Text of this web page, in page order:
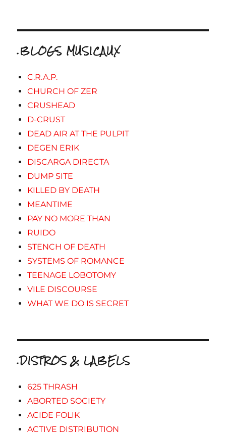
.BLOGS MUSICAUX
C.R.A.P.
CHURCH OF ZER
CRUSHEAD
D-CRUST
DEAD AIR AT THE PULPIT
DEGEN ERIK
DISCARGA DIRECTA
DUMP SITE
KILLED BY DEATH
MEANTIME
PAY NO MORE THAN
RUIDO
STENCH OF DEATH
SYSTEMS OF ROMANCE
TEENAGE LOBOTOMY
VILE DISCOURSE
WHAT WE DO IS SECRET
.DISTROS & LABELS
625 THRASH
ABORTED SOCIETY
ACIDE FOLIK
ACTIVE DISTRIBUTION